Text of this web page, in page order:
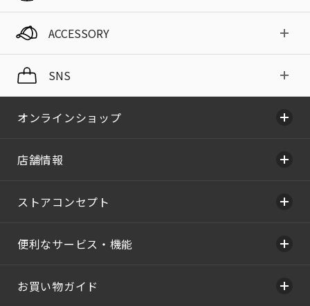
ACCESSORY
SNS
オンラインショップ
店舗情報
ストアコンセプト
便利なサービス・機能
お買い物ガイド